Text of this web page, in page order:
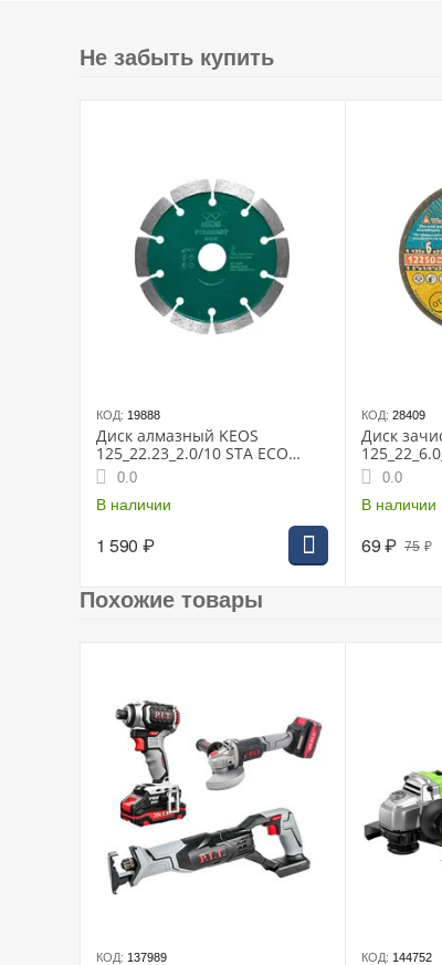
Посадочный диаметр диска 22.2 мм
Макс. число оборотов 8500 об/мин
Тип аккумулятора Li-Ion
Класс товара: профессиональный
Плавный пуск
Блокировка шпинделя при заклинивании
Резьба шпинделя M14
Защита от непреднамеренного пуска
Упаковка: кейс
Размеры 362х140х145 мм
Вес 2.5 кг
Не забыть купить
КОД: 19888
Диск алмазный KEOS
125_22.23_2.0/10 STA ECO
сегм. по бетону,
железобетону, кирпичу
DBS02.125E
0.0
В наличии
1 590 ₽
КОД: 28409
Диск
0.0
В наличии
75 ₽
69₽
Похожие товары
КОД: 137989 КОД: 144752